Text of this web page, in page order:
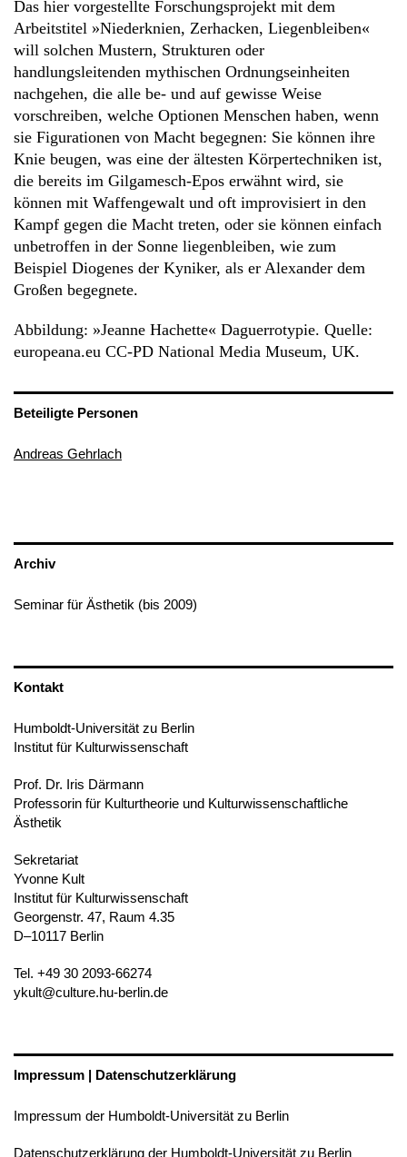
Das hier vorgestellte Forschungsprojekt mit dem
Arbeitstitel »Niederknien, Zerhacken, Liegenbleiben«
will solchen Mustern, Strukturen oder
handlungsleitenden mythischen Ordnungseinheiten
nachgehen, die alle be- und auf gewisse Weise
vorschreiben, welche Optionen Menschen haben, wenn
sie Figurationen von Macht begegnen: Sie können ihre
Knie beugen, was eine der ältesten Körpertechniken ist,
die bereits im Gilgamesch-Epos erwähnt wird, sie
können mit Waffengewalt und oft improvisiert in den
Kampf gegen die Macht treten, oder sie können einfach
unbetroffen in der Sonne liegenbleiben, wie zum
Beispiel Diogenes der Kyniker, als er Alexander dem
Großen begegnete.
Abbildung: »Jeanne Hachette« Daguerrotypie. Quelle:
europeana.eu CC-PD National Media Museum, UK.
Beteiligte Personen
Andreas Gehrlach
Archiv
Seminar für Ästhetik (bis 2009)
Kontakt
Humboldt-Universität zu Berlin
Institut für Kulturwissenschaft
Prof. Dr. Iris Därmann
Professorin für Kulturtheorie und Kulturwissenschaftliche
Ästhetik
Sekretariat
Yvonne Kult
Institut für Kulturwissenschaft
Georgenstr. 47, Raum 4.35
D–10117 Berlin
Tel. +49 30 2093-66274
ykult@culture.hu-berlin.de
Impressum | Datenschutzerklärung
Impressum der Humboldt-Universität zu Berlin
Datenschutzerklärung der Humboldt-Universität zu Berlin